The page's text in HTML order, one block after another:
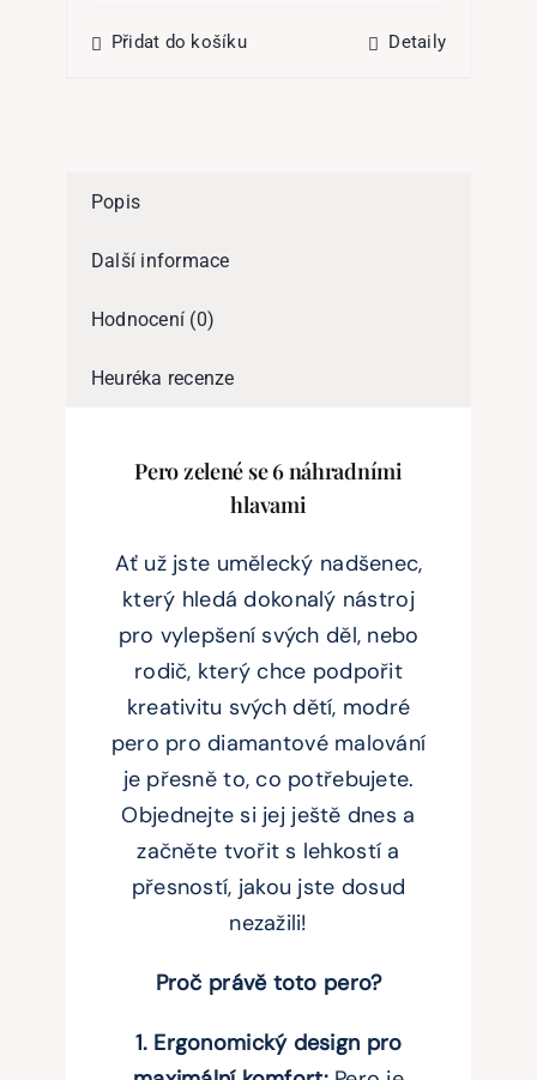
Přidat do košíku Detaily
Popis
Další informace
Hodnocení (0)
Heuréka recenze
Pero zelené se 6 náhradními
hlavami
Ať už jste umělecký nadšenec,
který hledá dokonalý nástroj
pro vylepšení svých děl, nebo
rodič, který chce podpořit
kreativitu svých dětí, modré
pero pro diamantové malování
je přesně to, co potřebujete.
Objednejte si jej ještě dnes a
začněte tvořit s lehkostí a
přesností, jakou jste dosud
nezažili!
Proč právě toto pero?
1. Ergonomický design pro